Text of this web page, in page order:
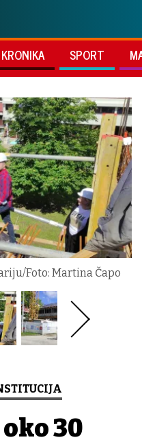
SPORT
Foto: Martina Čapo
30